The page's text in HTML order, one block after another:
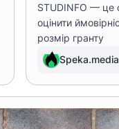
STUDINFO — це
оцінити
розмір гранту
Speka.media